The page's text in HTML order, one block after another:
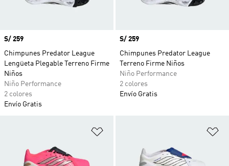
Precio
S/ 259
Chimpunes Predator League
Lengüeta Plegable Terreno Firme
Niños
Niño Performance
2 colores
Envío Gratis
Precio
S/ 259
Chimpunes Predator League
Terreno Firme Niños
Niño Performance
2 colores
Envío Gratis